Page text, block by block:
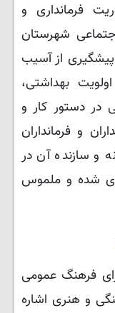
فرمانداری و
شهرستان
از آسیب
بهداشتی،
در دستور کار و
و فرمانداران
و سازنده آن در
شده و ملموس
فرهنگ عمومی
و هنری اشاره